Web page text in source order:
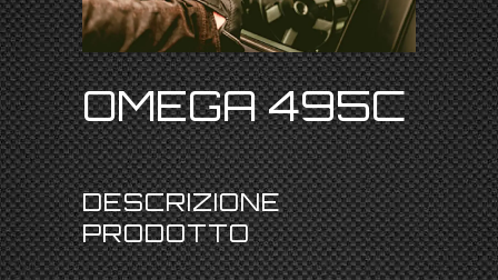
OMEGA 495C
DESCRIZIONE
PRODOTTO